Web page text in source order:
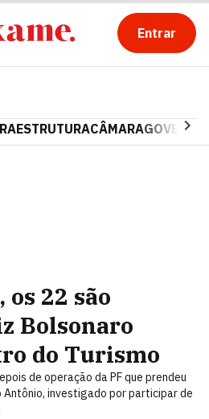
Entrar
CÂMARAGOVERNO
os 22 são
Bolsonaro
do Turismo
de operação da PF que prendeu
investigado por participar de